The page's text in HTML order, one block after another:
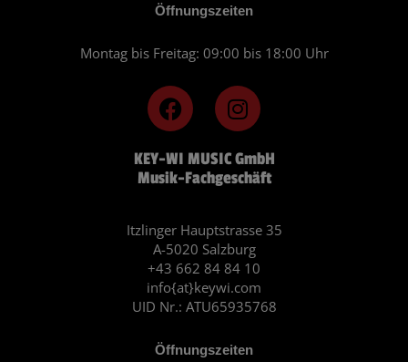
KEY-WI MUSIC GmbH
Musik-Fachgeschäft
Itzlinger Hauptstrasse 35
A-5020 Salzburg
+43 662 84 84 10
info{at}keywi.com
UID Nr.: ATU65935768
Öffnungszeiten
F
a
c
e
b
o
k
I
n
s
t
a
r
a
m
Öffnungszeiten
Montag bis Freitag: 09:00 bis 18:00 Uhr